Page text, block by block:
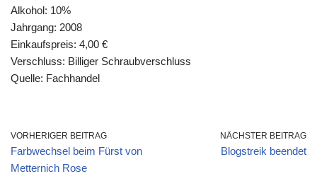
Alkohol: 10%
Jahrgang: 2008
Einkaufspreis: 4,00 €
Verschluss: Billiger Schraubverschluss
Quelle: Fachhandel
VORHERIGER BEITRAG
Farbwechsel beim Fürst von
Metternich Rose
NÄCHSTER BEITRAG
Blogstreik beendet